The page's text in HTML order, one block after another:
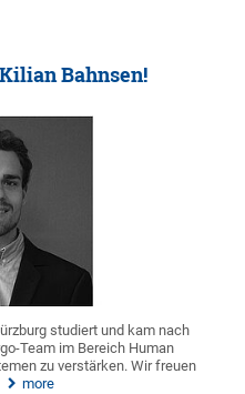
Bahnsen!
studiert und kam nach
Team im Bereich Human
zu verstärken. Wir freuen
more